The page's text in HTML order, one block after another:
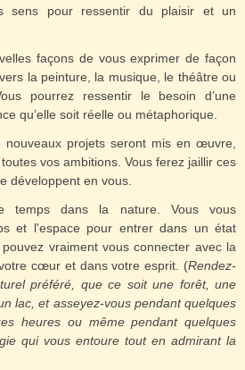
sens pour ressentir du plaisir et un
façons de vous exprimer de façon
la peinture, la musique, le théâtre ou
pourrez ressentir le besoin d’une
qu’elle soit réelle ou métaphorique.
projets seront mis en œuvre,
vos ambitions. Vous ferez jaillir ces
développent en vous.
temps dans la nature. Vous vous
et l'espace pour entrer dans un état
vraiment vous connecter avec la
cœur et dans votre esprit. (Rendez-
préféré, que ce soit une forêt, une
lac, et asseyez-vous pendant quelques
heures ou même pendant quelques
qui vous entoure tout en admirant la